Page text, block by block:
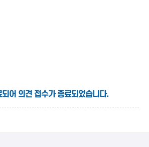
되어 의견 접수가 종료되었습니다.